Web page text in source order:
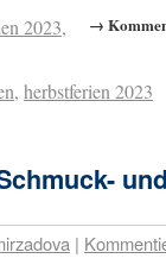
→
2023,
, herbstferien 2023
|